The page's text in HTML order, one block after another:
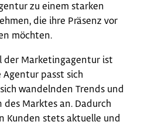
zu einem starken
die ihre Präsenz vor
möchten.
der Marketingagentur ist
passt sich
wandelnden Trends und
des Marktes an. Dadurch
Kunden stets aktuelle und